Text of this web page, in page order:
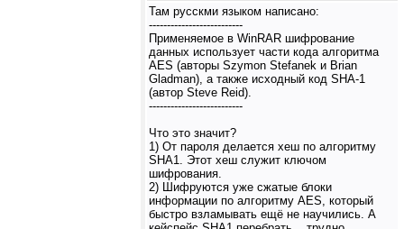
Там русскми языком написано:
--------------------------
Применяемое в WinRAR шифрование
данных использует части кода алгоритма
AES (авторы Szymon Stefanek и Brian
Gladman), а также исходный код SHA-1
(автор Steve Reid).
--------------------------
Что это значит?
1) От пароля делается хеш по алгоритму
SHA1. Этот хеш служит ключом
шифрования.
2) Шифруются уже сжатые блоки
информации по алгоритму AES, который
быстро взламывать ещё не научились. А